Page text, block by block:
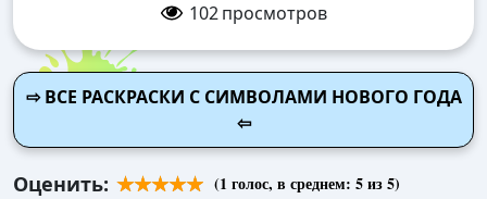
102 просмотров
⇨ ВСЕ РАСКРАСКИ С СИМВОЛАМИ НОВОГО ГОДА
⇦
Оценить: (1 голос, в среднем: 5из 5)